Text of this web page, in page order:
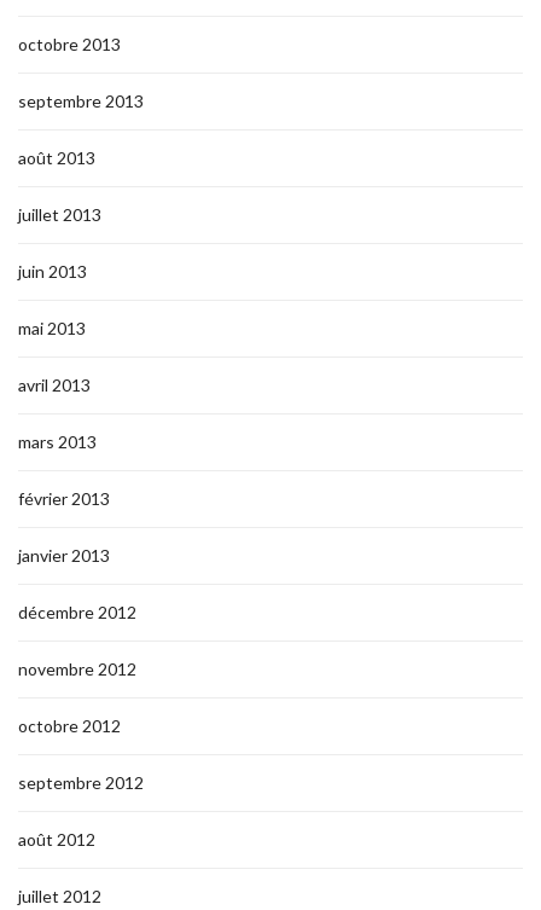
octobre 2013
septembre 2013
août 2013
juillet 2013
juin 2013
mai 2013
avril 2013
mars 2013
février 2013
janvier 2013
décembre 2012
novembre 2012
octobre 2012
septembre 2012
août 2012
juillet 2012